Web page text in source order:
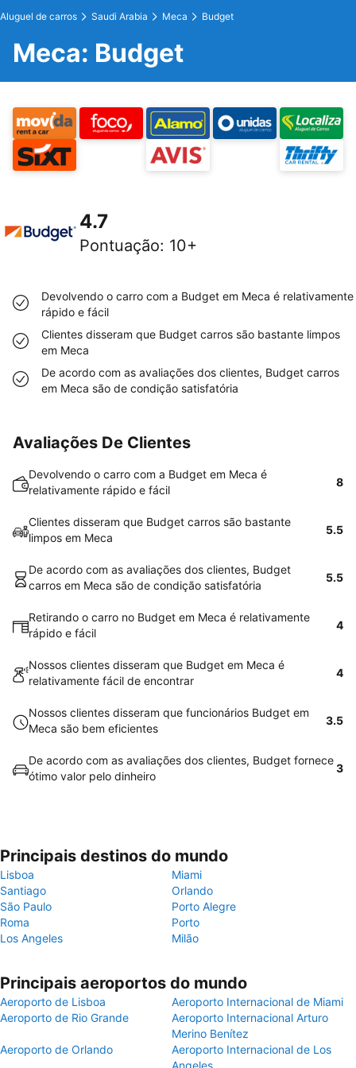
Aluguel de carros Saudi Arabia Meca Budget
Meca: Budget
4.7
Pontuação: 10+
Devolvendo o carro com a Budget em Meca é relativamente
rápido e fácil
Clientes disseram que Budget carros são bastante limpos
em Meca
De acordo com as avaliações dos clientes, Budget carros
em Meca são de condição satisfatória
Avaliações De Clientes
Devolvendo o carro com a Budget em Meca é
relativamente rápido e fácil
8
Clientes disseram que Budget carros são bastante
limpos em Meca
5.5
De acordo com as avaliações dos clientes, Budget
carros em Meca são de condição satisfatória
5.5
Retirando o carro no Budget em Meca é relativamente
rápido e fácil
4
Nossos clientes disseram que Budget em Meca é
relativamente fácil de encontrar
4
Nossos clientes disseram que funcionários Budget em
Meca são bem eficientes
3.5
De acordo com as avaliações dos clientes, Budget fornece
ótimo valor pelo dinheiro
3
Principais destinos do mundo
Lisboa
Miami
Santiago
Orlando
São Paulo
Porto Alegre
Roma
Porto
Los Angeles
Milão
Principais aeroportos do mundo
Aeroporto de Lisboa
Aeroporto Internacional de Miami
Aeroporto de Rio Grande
Aeroporto Internacional Arturo
Merino Benítez
Aeroporto de Orlando
Aeroporto Internacional de Los
Angeles